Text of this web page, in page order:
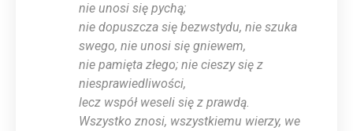
nie unosi się pychą;
nie dopuszcza się bezwstydu, nie szuka
swego, nie unosi się gniewem,
nie pamięta złego; nie cieszy się z
niesprawiedliwości,
lecz współ weseli się z prawdą.
Wszystko znosi, wszystkiemu wierzy, we